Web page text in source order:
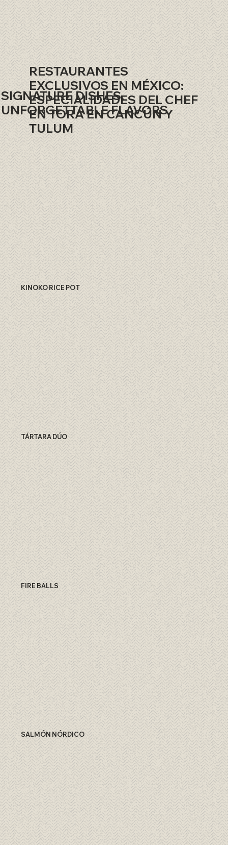
SIGNATURE DISHES,
UNFORGETTABLE FLAVORS
RESTAURANTES
EXCLUSIVOS EN MÉXICO:
ESPECIALIDADES DEL CHEF
EN TORA EN CANCÚN Y
TULUM
KINOKO RICE POT
TÁRTARA DÚO
FIRE BALLS
SALMÓN NÓRDICO